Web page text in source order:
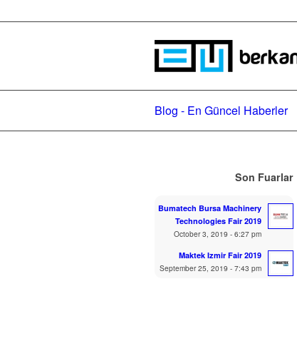
Blog - En Güncel Haberler
Son Fuarlar
Bumatech Bursa Machinery
Technologies Fair 2019
October 3, 2019 - 6:27 pm
Maktek Izmir Fair 2019
September 25, 2019 - 7:43 pm